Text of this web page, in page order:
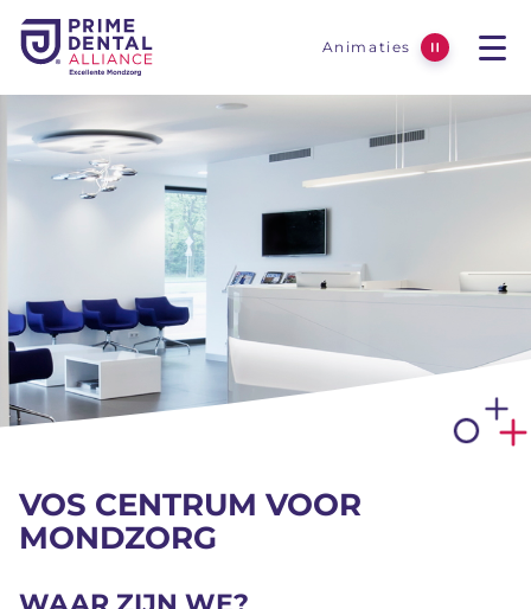
Animaties
uitzetten over de
VOS CENTRUM VOOR
MONDZORG